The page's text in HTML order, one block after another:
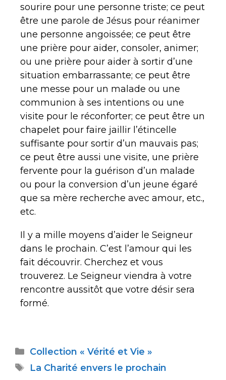
sourire pour une personne triste; ce peut
être une parole de Jésus pour réanimer
une personne angoissée; ce peut être
une prière pour aider, consoler, animer;
ou une prière pour aider à sortir d’une
situation embarrassante; ce peut être
une messe pour un malade ou une
communion à ses intentions ou une
visite pour le réconforter; ce peut être un
chapelet pour faire jaillir l’étincelle
suffisante pour sortir d’un mauvais pas;
ce peut être aussi une visite, une prière
fervente pour la guérison d’un malade
ou pour la conversion d’un jeune égaré
que sa mère recherche avec amour, etc.,
etc.
Il y a mille moyens d’aider le Seigneur
dans le prochain. C’est l’amour qui les
fait découvrir. Cherchez et vous
trouverez. Le Seigneur viendra à votre
rencontre aussitôt que votre désir sera
formé.
Collection « Vérité et Vie »
La Charité envers le prochain